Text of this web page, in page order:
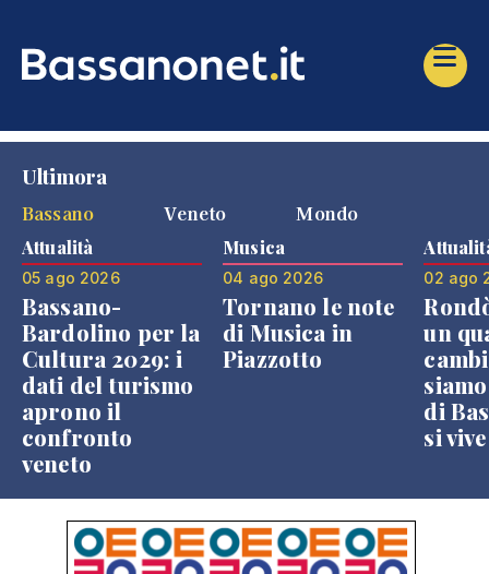
Ultimora
Bassano
Veneto Mondo
Attualità
05 ago 2026
Bassano-
Bardolino per la
Cultura 2029: i
dati del turismo
aprono il
confronto
veneto
Musica
04 ago 2026
Tornano le note
di Musica in
Piazzotto
02 ago
un
di
si